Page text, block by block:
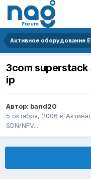
3com superstack
ip
Автор: band20
5 октября, 2006 в
SDN/NFV...